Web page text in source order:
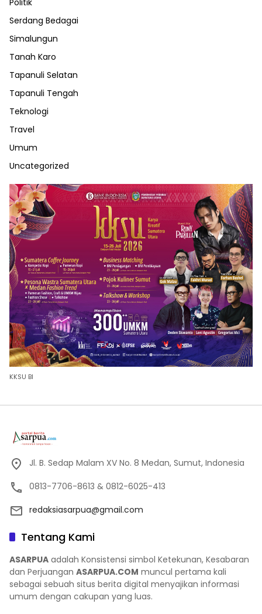
Serdang Bedagai
Simalungun
Tanah Karo
Tapanuli Selatan
Tapanuli Tengah
Teknologi
Travel
Umum
Uncategorized
KKSU BI
Jl. B. Sedap Malam XV No. 8 Medan, Sumut, Indonesia
0813-7706-8613 & 0812-6025-413
redaksiasarpua@gmail.com
Tentang Kami
ASARPUA adalah Konsistensi simbol Ketekunan, Kesabaran
dan Perjuangan ASARPUA.COM muncul pertama kali
sebagai sebuah situs berita digital menyajikan informasi
umum dengan cakupan yang luas.